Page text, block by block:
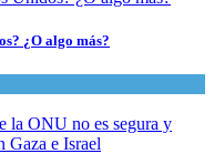
¿O algo más?